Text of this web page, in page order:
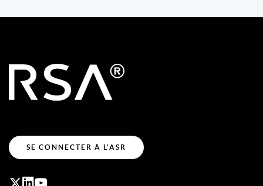
SE CONNECTER À L'ASR